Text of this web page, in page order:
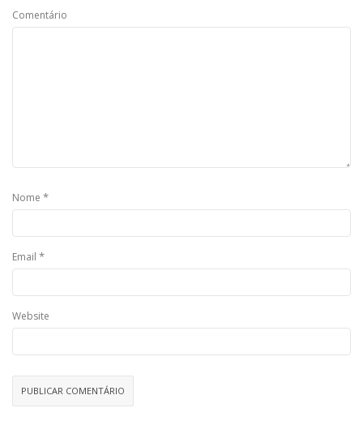
Comentário
Nome *
Email *
Website